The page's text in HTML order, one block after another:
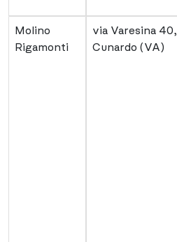
Molino
Rigamonti
via Varesina 40,
Cunardo (VA)